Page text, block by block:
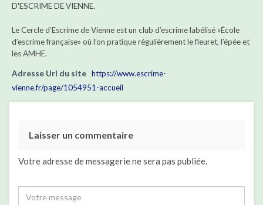
D'ESCRIME DE VIENNE.
Le Cercle d’Escrime de Vienne est un club d’escrime labélisé «École
d’escrime française» où l’on pratique régulièrement le fleuret, l’épée et
les AMHE.
Adresse Url du site https://www.escrime-
vienne.fr/page/1054951-accueil
Laisser un commentaire
Votre adresse de messagerie ne sera pas publiée.